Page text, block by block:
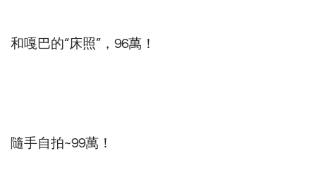
和嘎巴的“床照”，96萬！
隨手自拍~99萬！